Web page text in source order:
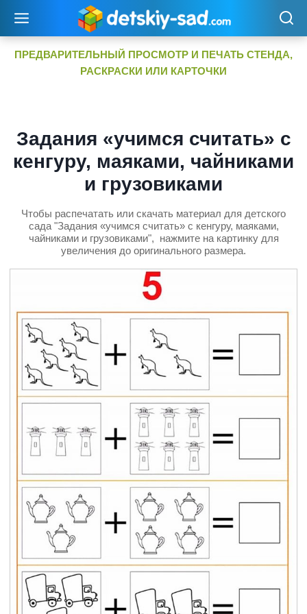
содержимому
ПРЕДВАРИТЕЛЬНЫЙ ПРОСМОТР И ПЕЧАТЬ СТЕНДА,
РАСКРАСКИ ИЛИ КАРТОЧКИ
Задания «учимся считать» с
кенгуру, маяками, чайниками
и грузовиками
Чтобы распечатать или скачать материал для детского
сада "Задания «учимся считать» с кенгуру, маяками,
чайниками и грузовиками", нажмите на картинку для
увеличения до оригинального размера.